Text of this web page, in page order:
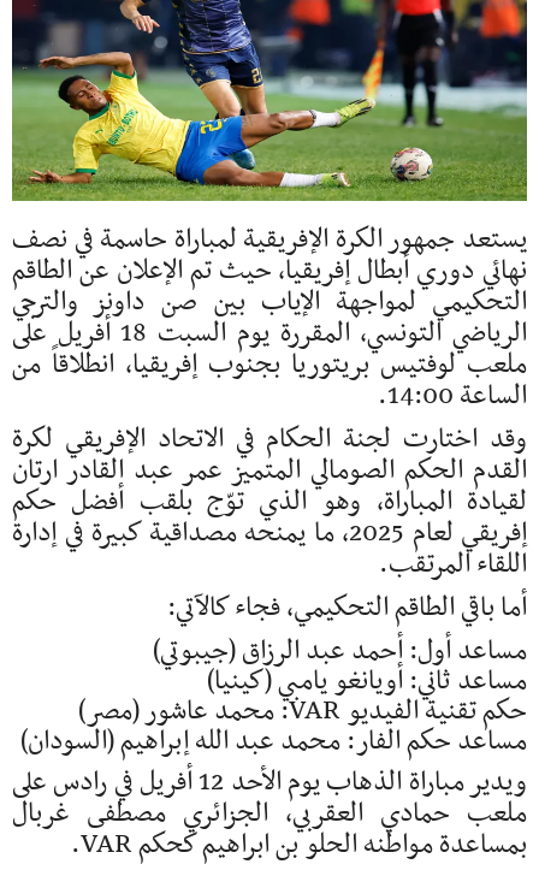
يستعد جمهور الكرة الإفريقية لمباراة حاسمة في نصف
نهائي دوري أبطال إفريقيا، حيث تم الإعلان عن الطاقم
التحكيمي لمواجهة الإياب بين صن داونزوالترجي
الرياضي التونسي ، المقررة يوم السبت 18 أفريل على
ملعبلوفتيس بريتوريا بجنوب إفريقيا، انطلاقاً من
الساعة 14:00.
وقد اختارت لجنة الحكام في الاتحاد الإفريقي لكرة
القدم الحكم الصومالي المتميز عمر عبد القادر ارتان
لقيادة المباراة، وهو الذي توّج بلقب أفضل حكم
إفريقي لعام 2025، ما يمنحه مصداقية كبيرة في إدارة
اللقاء المرتقب.
أما باقي الطاقم التحكيمي، فجاء كالآتي:
مساعد أول: أحمد عبد الرزاق (جيبوتي)
مساعد ثاني: أويانغو يامبي (كينيا)
حكم تقنية الفيديو VAR: محمد عاشور (مصر)
مساعد حكم الفار: محمد عبد الله إبراهيم (السودان)
ويدير مباراة الذهاب يوم الأحد 12 أفريل في رادس على
ملعب حمادي العقربي، الجزائريمصطفى غربال
بمساعدة مواطنه الحلو بن ابراهيم كحكم VAR.